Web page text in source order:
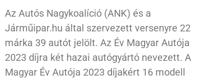
Az Autós Nagykoalíció (ANK) és a
Járműipar.hu által szervezett versenyre 22
márka 39 autót jelölt. Az Év Magyar Autója
2023 díjra két hazai autógyártó nevezett. A
Magyar Év Autója 2023 díjakért 16 modell